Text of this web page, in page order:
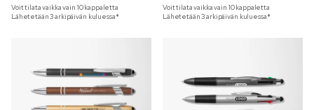
Voit tilata vaikka vain 10kappaletta
Lähetetään 3 arkipäivän kuluessa*
ml
Voit tilata vaikka vain 10kappaletta
Lähetetään 3 arkipäivän kuluessa*